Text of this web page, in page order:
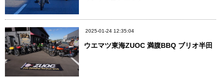
2025-01-24 12:35:04
ウエマツ東海ZUOC 満腹BBQ ブリオ半田